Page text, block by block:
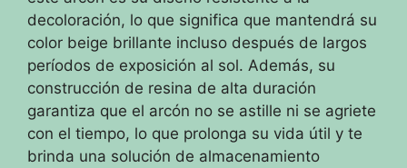
decoloración, lo que significa que mantendrá su
color beige brillante incluso después de largos
períodos de exposición al sol. Además, su
construcción de resina de alta duración
garantiza que el arcón no se astille ni se agriete
con el tiempo, lo que prolonga su vida útil y te
brinda una solución de almacenamiento